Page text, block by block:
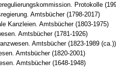
Protokolle
Amtsbücher (1798-2017)
Kanzleien. Amtsbücher (1803-1975)
Amtsbücher (1781-1926)
Amtsbücher (1823-1989 (ca.))
Amtsbücher (1820-2001)
Amtsbücher (1648-1948)